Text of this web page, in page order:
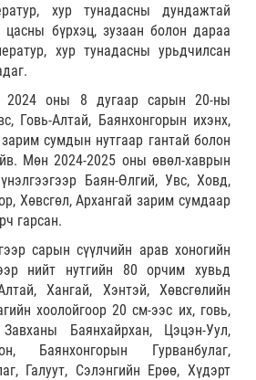
хур тунадасны дундажтай
цасны бүрхэц, зузаан болон дараа
хур тунадасны урьдчилсан
2024 оны 8 дугаар сарын 20-ны
Говь-Алтай, Баянхонгорын ихэнх,
сумдын нутгаар гантай болон
Мөн 2024-2025 оны өвөл-хаврын
Баян-Өлгий, Увс, Ховд,
Хөвсгөл, Архангай зарим сумдаар
гарсан.
сарын сүүлчийн арав хоногийн
нийт нутгийн 80 орчим хувьд
Хангай, Хэнтэй, Хөвсгөлийн
хоолойгоор 20 см-ээс их, говь,
Баянхайрхан, Цэцэн-Уул,
Баянхонгорын Гурванбулаг,
Галуут, Сэлэнгийн Ерөө, Хүдэрт